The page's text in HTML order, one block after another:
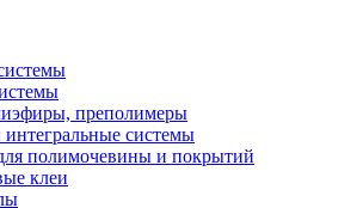
преполимеры
системы
полимочевины и покрытий
клеи